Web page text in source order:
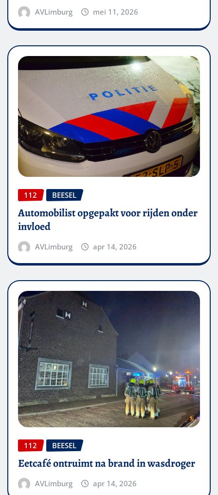
AVLimburg mei 11, 2026
112 BEESEL
Automobilist opgepakt voor rijden onder
invloed
AVLimburg apr 14, 2026
112 BEESEL
Eetcafé ontruimt na brand in wasdroger
AVLimburg apr 14, 2026